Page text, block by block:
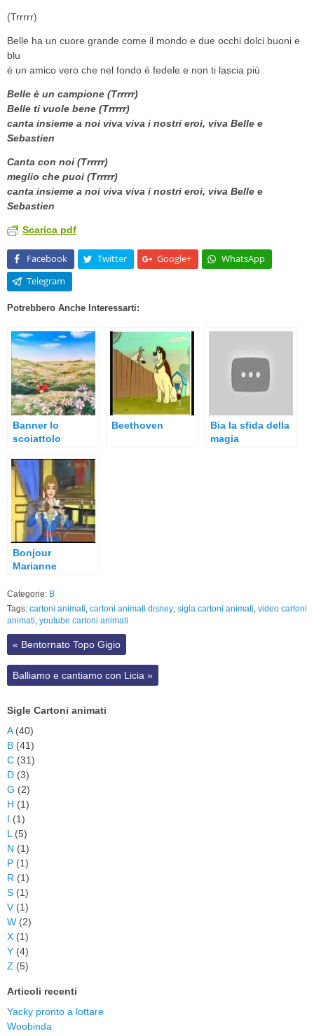
(Trrrrr)
Belle ha un cuore grande come il mondo e due occhi dolci buoni e
blu
è un amico vero che nel fondo è fedele e non ti lascia più
Belle è un campione (Trrrrr)
Belle ti vuole bene (Trrrrr)
canta insieme a noi viva viva i nostri eroi, viva Belle e
Sebastien
Canta con noi (Trrrrr)
meglio che puoi (Trrrrr)
canta insieme a noi viva viva i nostri eroi, viva Belle e
Sebastien
Scarica pdf
Facebook Twitter Google+
WhatsApp
Telegram
Potrebbero Anche Interessarti:
Banner lo
scoiattolo
Beethoven
Bia la sfida della
magia
Bonjour
Marianne
Categorie: B
Tags: cartoni animati cartoni animati disney sigla cartoni animati video cartoni
animati youtube cartoni animati
« Bentornato Topo Gigio
Balliamo e cantiamo con Licia »
Sigle Cartoni animati
A(40)
B (41)
C (31)
D (3)
G (2)
H (1)
I (1)
L (5)
N (1)
P (1)
R (1)
S (1)
V (1)
W (2)
X (1)
Y (4)
Z (5)
Articoli recenti
Yacky pronto a lottare
Woobinda